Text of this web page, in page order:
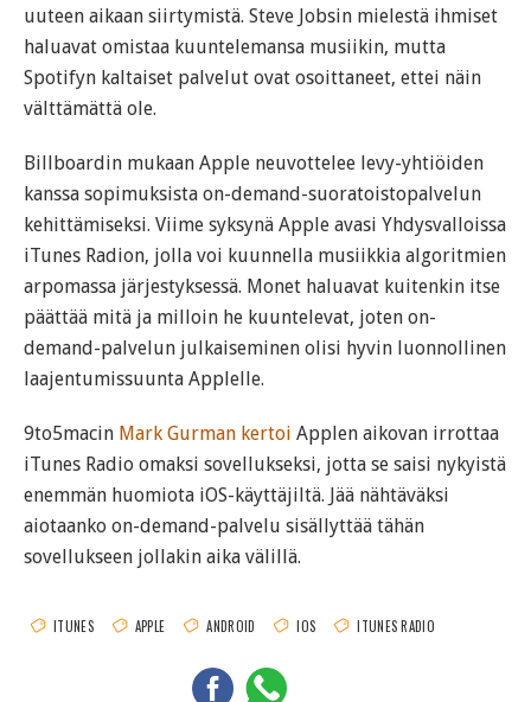
uuteen aikaan siirtymistä. Steve Jobsin mielestä ihmiset
haluavat omistaa kuuntelemansa musiikin, mutta
Spotifyn kaltaiset palvelut ovat osoittaneet, ettei näin
välttämättä ole.
Billboardin mukaan Apple neuvottelee levy-yhtiöiden
kanssa sopimuksista on-demand-suoratoistopalvelun
kehittämiseksi. Viime syksynä Apple avasi Yhdysvalloissa
iTunes Radion, jolla voi kuunnella musiikkia algoritmien
arpomassa järjestyksessä. Monet haluavat kuitenkin itse
päättää mitä ja milloin he kuuntelevat, joten on-
demand-palvelun julkaiseminen olisi hyvin luonnollinen
laajentumissuunta Applelle.
9to5macin Mark Gurman kertoi Applen aikovan irrottaa
iTunes Radio omaksi sovellukseksi, jotta se saisi nykyistä
enemmän huomiota iOS-käyttäjiltä. Jää nähtäväksi
aiotaanko on-demand-palvelu sisällyttää tähän
sovellukseen jollakin aika välillä.
ITUNES APPLE ANDROID IOS ITUNES RADIO